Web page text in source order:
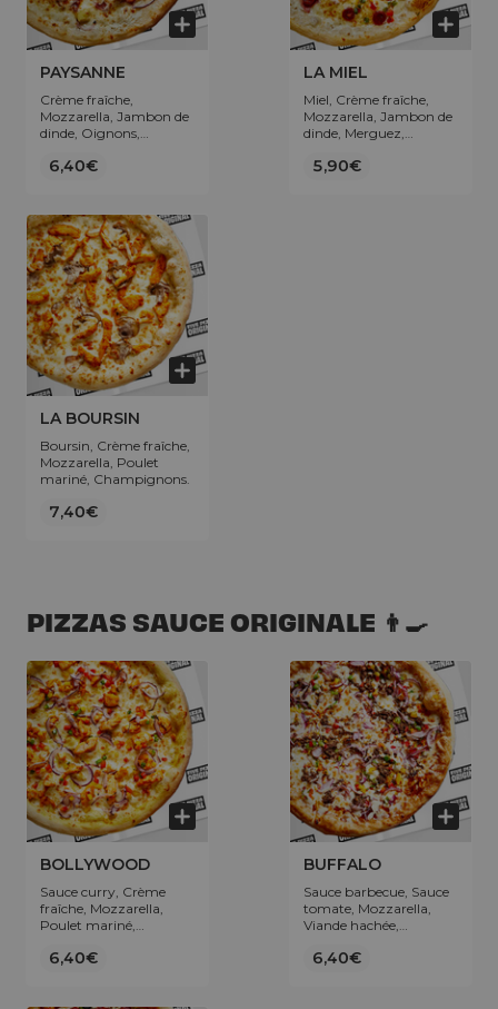
PAYSANNE
Crème fraîche,
Mozzarella, Jambon de
dinde, Oignons,
6,40€
LA MIEL
Miel, Crème fraîche,
Mozzarella, Jambon de
dinde, Merguez,
5,90€
LA BOURSIN
Boursin, Crème fraîche,
Mozzarella, Poulet
mariné, Champignons.
7,40€
PIZZAS SAUCE ORIGINALE 👨‍🍳
BOLLYWOOD
Sauce curry, Crème
fraîche, Mozzarella,
Poulet mariné,
6,40€
BUFFALO
Sauce barbecue, Sauce
tomate, Mozzarella,
Viande hachée,
6,40€